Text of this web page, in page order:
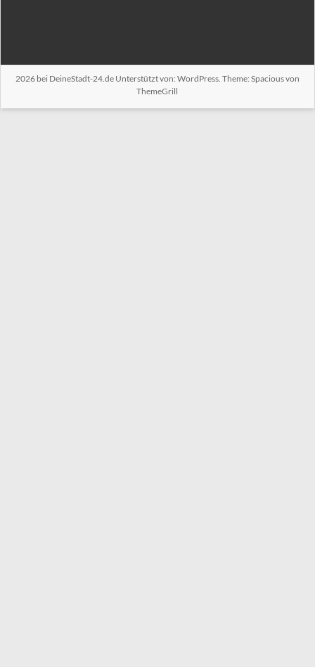
2026 bei DeineStadt-24.deUnterstützt von: WordPress. Theme: Spacious von
ThemeGrill